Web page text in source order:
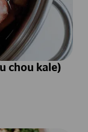
chou kale)